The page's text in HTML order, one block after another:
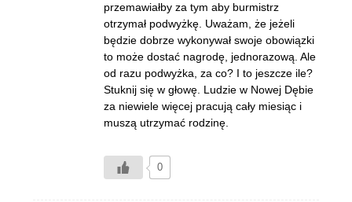
przemawiałby za tym aby burmistrz
otrzymał podwyżkę. Uważam, że jeżeli
będzie dobrze wykonywał swoje obowiązki
to może dostać nagrodę, jednorazową. Ale
od razu podwyżka, za co? I to jeszcze ile?
Stuknij się w głowę. Ludzie w Nowej Dębie
za niewiele więcej pracują cały miesiąc i
muszą utrzymać rodzinę.
0